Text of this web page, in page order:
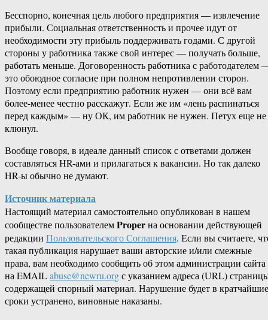
Бесспорно, конечная цель любого предприятия — извлечение
прибыли. Социальная ответственность и прочее идут от
необходимости эту прибыль поддерживать годами. С другой
стороны у работника также свой интерес — получать больше,
работать меньше. Договоренность работника с работодателем
это обоюдное согласие при полном непротивлении сторон.
Поэтому если предприятию работник нужен — они всё вам
более-менее честно расскажут. Если же им «лень распинаться
перед каждым» — ну ОК, им работник не нужен. Петух еще не
клюнул.
Вообще говоря, в идеале данный список с ответами должен
составляться HR-ами и прилагаться к вакансии. Но так далеко
HR-ы обычно не думают.
Источник материала
Настоящий материал самостоятельно опубликован в нашем
сообществе пользователемProperна основании действующей
редакции Пользовательского Соглашения. Если вы считаете,
такая публикация нарушает ваши авторские и/или смежные
права, вам необходимо сообщить об этом администрации сайта
на EMAILabuse@newru.orgс указанием адреса (URL)
содержащей спорный материал. Нарушение будет в кратчайшие
сроки устранено, виновные наказаны.